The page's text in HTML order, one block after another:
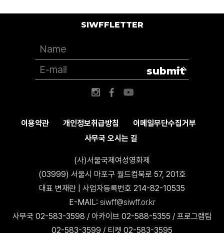
이용약관 개인정보취급방침
이메일무단수집거부
사무국 오시는 길
(사)서울국제여성영화제
(03999) 서울시 마포구 월드컵북로 57, 201호
대표 변재란 | 사업자등록번호 214-82-10535
E-MAIL: siwff@siwff.or.kr
사무국 02-583-3598 / 아카이브 02-588-5355 / 프로그램팀
02-583-3599 / 티켓 02-583-3595
SIWFFLETTER
submit